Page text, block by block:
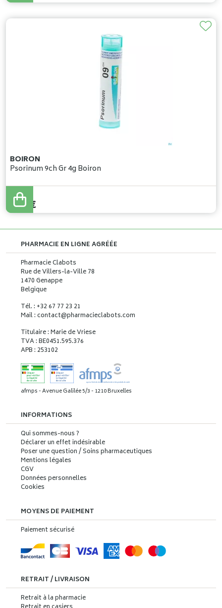
BOIRON
Psorinum 9ch Gr 4g Boiron
5,37 €
PHARMACIE EN LIGNE AGRÉÉE
Pharmacie Clabots
Rue de Villers-la-Ville 78
1470 Genappe
Belgique
Tél. : +32 67 77 23 21
Mail : contact@pharmacieclabots.com
Titulaire : Marie de Vriese
TVA : BE0451.595.376
APB : 253102
afmps - Avenue Galilée 5/3 - 1210 Bruxelles
INFORMATIONS
Qui sommes-nous ?
Déclarer un effet indésirable
Poser une question / Soins pharmaceutiques
Mentions légales
CGV
Données personnelles
Cookies
MOYENS DE PAIEMENT
Paiement sécurisé
RETRAIT / LIVRAISON
Retrait à la pharmacie